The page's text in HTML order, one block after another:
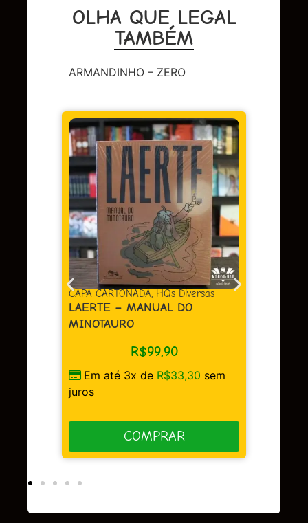
OLHA QUE LEGAL
TAMBÉM
ARMANDINHO – ZERO
CAPA CARTONADA, HQs Diversas
LAERTE – MANUAL DO
MINOTAURO
R$99,90
Em até 3x de R$33,30 sem
juros
COMPRAR